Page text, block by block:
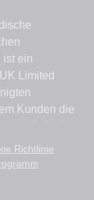
Richtlinie